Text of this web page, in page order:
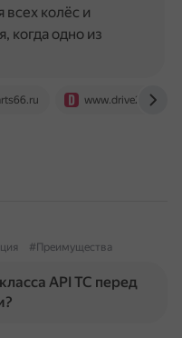
www.drive2.ru
всех колёс и
когда одно из
#Преимущества
API TC перед